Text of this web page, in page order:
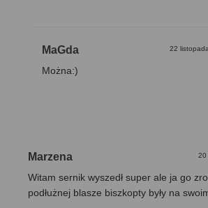
MaGda 22
Można:)
Marzena 20
Witam sernik wyszedł super ale ja go
podłużnej blasze biszkopty były na